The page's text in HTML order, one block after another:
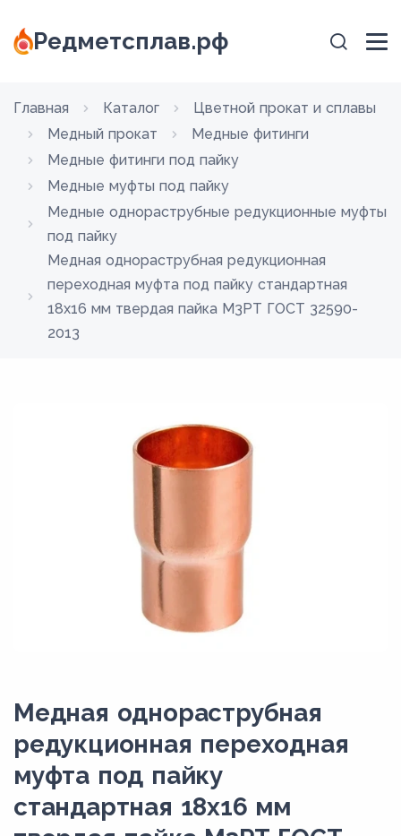
Редметсплав.рф
Главная Каталог
Цветной прокат и сплавы
Медный прокат
Медные фитинги
Медные фитинги под пайку
Медные муфты под пайку
Медные однораструбные редукционные муфты
под пайку
Медная однораструбная редукционная
переходная муфта под пайку стандартная
18х16 мм твердая пайка М3РТ ГОСТ 32590-
2013
Медная однораструбная
редукционная переходная
муфта под пайку
стандартная 18х16 мм